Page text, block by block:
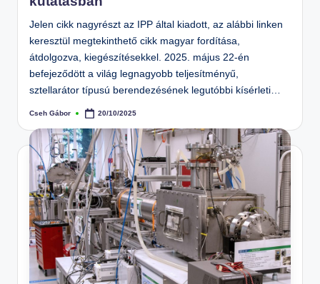
Jelen cikk nagyrészt az IPP által kiadott, az alábbi linken
keresztül megtekinthető cikk magyar fordítása,
átdolgozva, kiegészítésekkel. 2025. május 22-én
befejeződött a világ legnagyobb teljesítményű,
sztellarátor típusú berendezésének legutóbbi kísérleti…
Posted
Cseh Gábor 20/10/2025